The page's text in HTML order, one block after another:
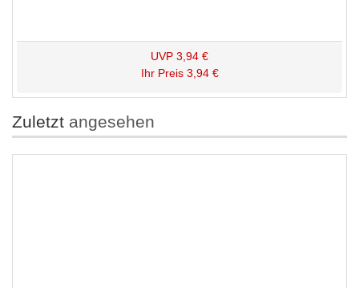
UVP 3,94 €
Ihr Preis 3,94 €
Zuletzt angesehen